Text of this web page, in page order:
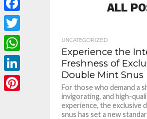
ALL
UNCATEGORIZED
Experience the
Freshness of
Double Mint Snus
For those who demand a
invigorating, and high-
experience, the exclusive
snus has set a new
Facebook
Twitter
WhatsApp
LinkedIn